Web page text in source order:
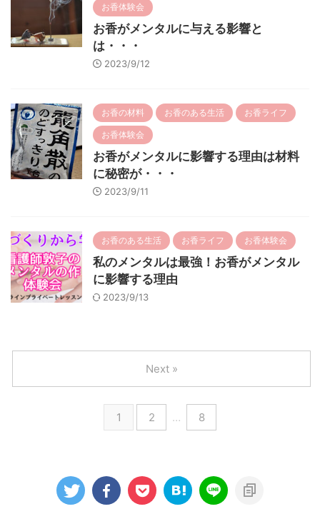
お香体験会
お香がメンタルに与える影響と
は・・・
2023/9/12
お香の材料 お香のある生活 お香ライフ
お香体験会
お香がメンタルに影響する理由は材料
に秘密が・・・
2023/9/11
お香のある生活 お香ライフ お香体験会
私のメンタルは最強！お香がメンタル
に影響する理由
2023/9/13
1 2 … 8
Next »